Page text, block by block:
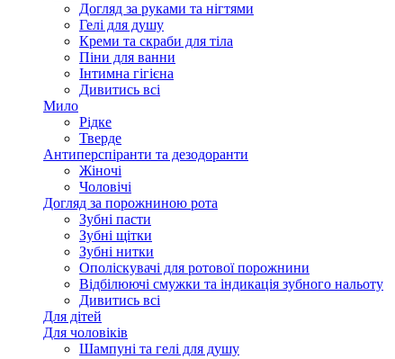
Догляд за руками та нігтями
Гелі для душу
Креми та скраби для тіла
Піни для ванни
Інтимна гігієна
Дивитись всі
Мило
Рідке
Тверде
Антиперспіранти та дезодоранти
Жіночі
Чоловічі
Догляд за порожниною рота
Зубні пасти
Зубні щітки
Зубні нитки
Ополіскувачі для ротової порожнини
Відбілюючі смужки та індикація зубного нальоту
Дивитись всі
Для дітей
Для чоловіків
Шампуні та гелі для душу